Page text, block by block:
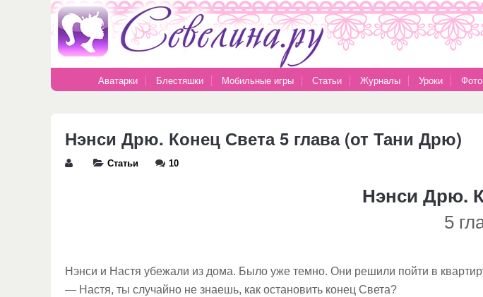
Аватарки Блестяшки Мобильные игры Статьи Журналы Уроки
Нэнси Дрю. Конец Света 5 глава (от Тани Дрю)
Статьи 10
Нэнси Дрю.
5
Нэнси и Настя убежали из дома. Было уже темно. Они решили пойти в
— Настя, ты случайно не знаешь, как остановить конец Света?